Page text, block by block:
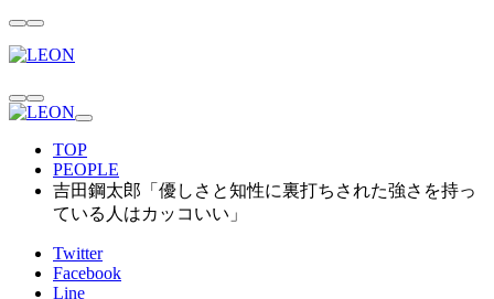
TOP
PEOPLE
吉田鋼太郎「優しさと知性に裏打ちされた強さを持っ
ている人はカッコいい」
Twitter
Facebook
Line